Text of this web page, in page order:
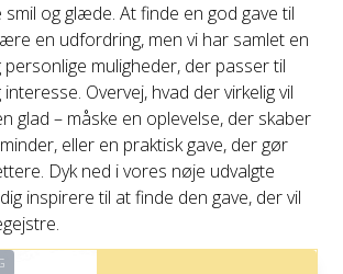
smil og glæde. At finde en god gave til
en udfordring, men vi har samlet en
muligheder, der passer til
Overvej, hvad der virkelig vil
glad – måske en oplevelse, der skaber
eller en praktisk gave, der gør
Dyk ned i vores nøje udvalgte
inspirere til at finde den gave, der vil